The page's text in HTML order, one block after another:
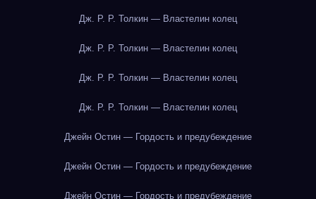
Дж. Р. Р. Толкин — Властелин колец
Дж. Р. Р. Толкин — Властелин колец
Дж. Р. Р. Толкин — Властелин колец
Дж. Р. Р. Толкин — Властелин колец
Джейн Остин — Гордость и предубеждение
Джейн Остин — Гордость и предубеждение
Джейн Остин — Гордость и предубеждение